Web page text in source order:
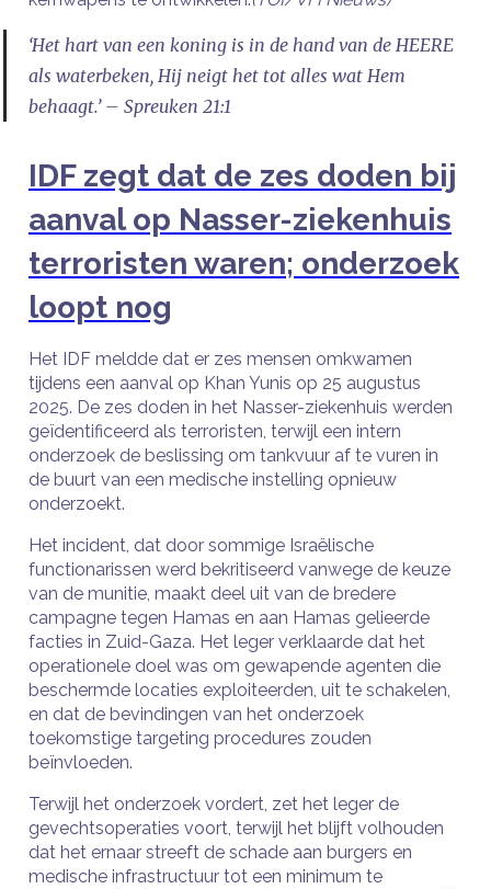
‘Het hart van een koning is in de hand van de HEERE
als waterbeken, Hij neigt het tot alles wat Hem
behaagt.’ – Spreuken 21:1
IDF zegt dat de zes doden bij
aanval op Nasser-ziekenhuis
terroristen waren; onderzoek
loopt nog
Het IDF meldde dat er zes mensen omkwamen
tijdens een aanval op Khan Yunis op 25 augustus
2025. De zes doden in het Nasser-ziekenhuis werden
geïdentificeerd als terroristen, terwijl een intern
onderzoek de beslissing om tankvuur af te vuren in
de buurt van een medische instelling opnieuw
onderzoekt.
Het incident, dat door sommige Israëlische
functionarissen werd bekritiseerd vanwege de keuze
van de munitie, maakt deel uit van de bredere
campagne tegen Hamas en aan Hamas gelieerde
facties in Zuid-Gaza. Het leger verklaarde dat het
operationele doel was om gewapende agenten die
beschermde locaties exploiteerden, uit te schakelen,
en dat de bevindingen van het onderzoek
toekomstige targeting procedures zouden
beïnvloeden.
Terwijl het onderzoek vordert, zet het leger de
gevechtsoperaties voort, terwijl het blijft volhouden
dat het ernaar streeft de schade aan burgers en
medische infrastructuur tot een minimum te